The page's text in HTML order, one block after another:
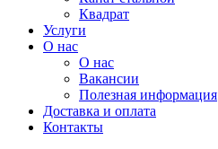
Квадрат
Услуги
О нас
О нас
Вакансии
Полезная информация
Доставка и оплата
Контакты